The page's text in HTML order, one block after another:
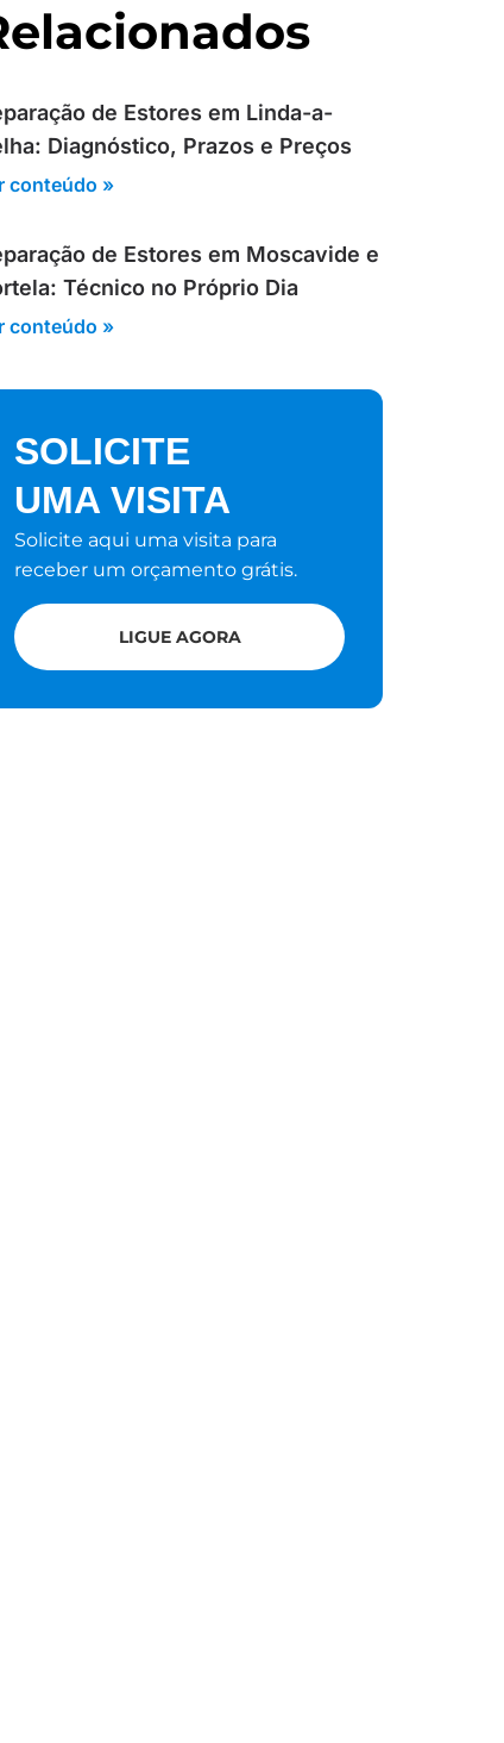
de Estores em Linda-a-
Diagnóstico, Prazos e Preços
conteúdo »
de Estores em Moscavide e
Técnico no Próprio Dia
conteúdo »
SOLICITE
UMA VISITA
Solicite aqui uma visita para
receber um orçamento grátis.
LIGUE AGORA